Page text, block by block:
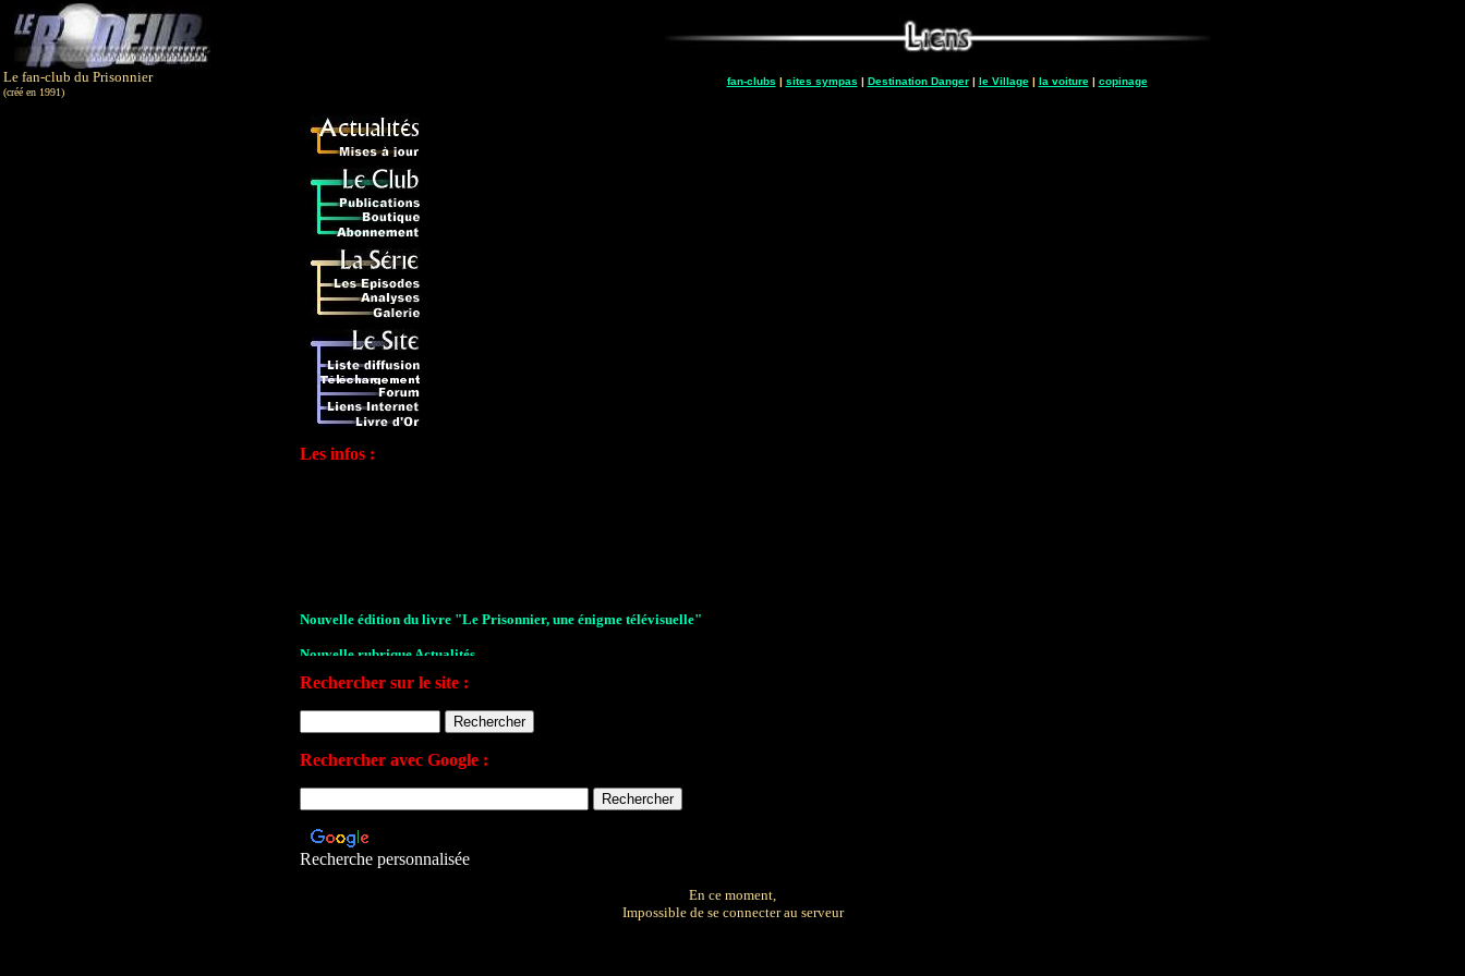
Le fan-club du Prisonnier
(créé en 1991)
fan-clubs | sites sympas | Destination Danger| le Village| la voiture| copinage
Les infos :
Nouvelle édition du livre "Le Prisonnier, une énigme télévisuelle"
Nouvelle rubrique Actualités
Le Village de la série 2009
Les archives de John Drake
Le plan du site
Votre avis sur le site
Rechercher sur le site :
Rechercher avec Google :
Recherche personnalisée
En ce moment,
Impossible de se connecter au serveur